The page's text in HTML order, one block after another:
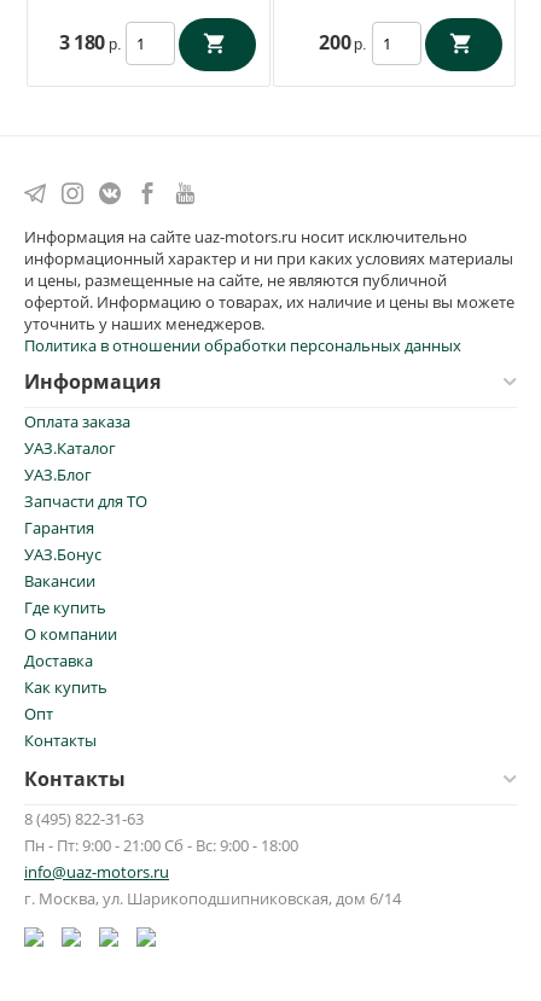
3 180 р. 200 р.
Информация на сайте uaz-motors.ru носит исключительно
информационный характер и ни при каких условиях материалы
и цены, размещенные на сайте, не являются публичной
офертой. Информацию о товарах, их наличие и цены вы можете
уточнить у наших менеджеров.
Политика в отношении обработки персональных данных
Информация
Оплата заказа
УАЗ.Каталог
УАЗ.Блог
Запчасти для ТО
Гарантия
УАЗ.Бонус
Вакансии
Где купить
О компании
Доставка
Как купить
Опт
Контакты
Контакты
8 (495) 822-31-63
Пн - Пт: 9:00 - 21:00 Сб - Вс: 9:00 - 18:00
info@uaz-motors.ru
г. Москва, ул. Шарикоподшипниковская, дом 6/14